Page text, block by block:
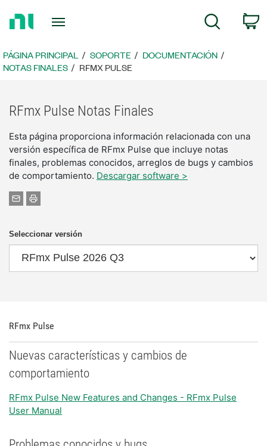
página
principal
Búsqueda
PÁGINA PRINCIPAL SOPORTE
DOCUMENTACIÓN
NOTAS FINALES
RFMX PULSE
RFmx Pulse Notas Finales
Esta página proporciona información relacionada con una
versión específica de RFmx Pulse que incluye notas
finales, problemas conocidos, arreglos de bugs y cambios
de comportamiento. Descargar software >
Seleccionar versión
RFmx Pulse
Nuevas características y cambios de
comportamiento
RFmx Pulse New Features and Changes - RFmx Pulse
User Manual